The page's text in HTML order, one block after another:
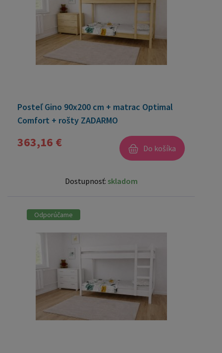
Posteľ Gino 90x200 cm + matrac Optimal
Comfort + rošty ZADARMO
363,16 € Do košíka
Dostupnosť: skladom
Odporúčame